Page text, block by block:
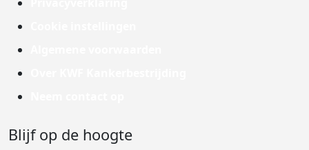
Blijf op de hoogte